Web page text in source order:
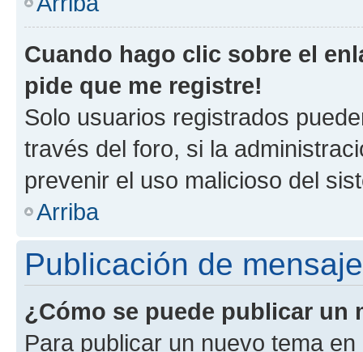
Cuando hago clic sobre el
pide que me registre!
Solo usuarios registrados
través del foro, si la
prevenir el uso malicioso del
Arriba
Publicación de
¿Cómo se puede publicar un
Para publicar un nuevo tema